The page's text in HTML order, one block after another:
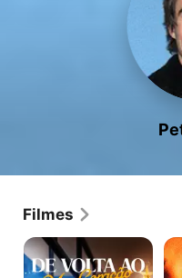
Filmes
De
Volta
ao